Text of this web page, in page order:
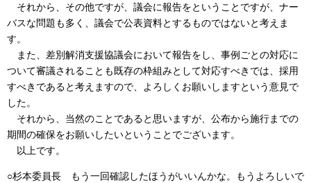
それから、その他ですが、議会に報告をということですが、ナー
バスな問題も多く、議会で公表資料とするものではないと考えま
す。
また、差別解消支援協議会において報告をし、事例ごとの対応に
ついて審議されることも既存の枠組みとして対応すべきでは、採用
すべきであると考えますので、よろしくお願いしますという意見で
した。
それから、当然のことであると思いますが、公布から施行までの
期間の確保をお願いしたいということでございます。
以上です。
○杉本委員長 もう一回確認したほうがいいんかな。もうよろしいで